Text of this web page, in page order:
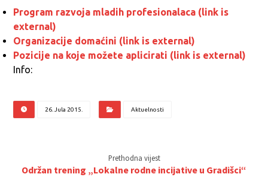
Program razvoja mladih profesionalaca (link is
external)
Organizacije domaćini (link is external)
Pozicije na koje možete aplicirati (link is external)
Info:
26. Jula 2015. Aktuelnosti
Prethodna vijest
Održan trening „Lokalne rodne incijative u Gradišci“